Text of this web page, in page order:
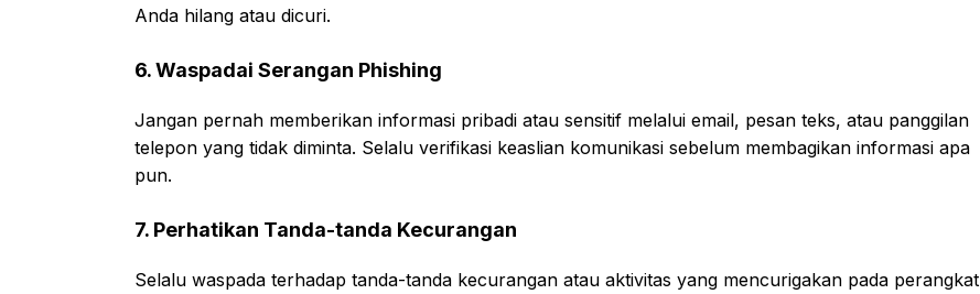
Anda hilang atau dicuri.
6. Waspadai Serangan Phishing
Jangan pernah memberikan informasi pribadi atau sensitif melalui email, pesan teks, atau panggilan
telepon yang tidak diminta. Selalu verifikasi keaslian komunikasi sebelum membagikan informasi apa
pun.
7. Perhatikan Tanda-tanda Kecurangan
Selalu waspada terhadap tanda-tanda kecurangan atau aktivitas yang mencurigakan pada perangkat